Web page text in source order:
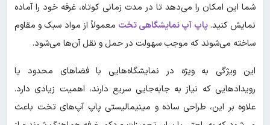
شما این امکان را می‌دهد تا در مدت زمانی کوتاه، غرفه خود را آماده
نمایش کنید.پاپ آپ نمایشگاهی تخت معمولاً از مواد سبک و مقاوم
ساخته می‌شوند که موجب سهولت در حمل و نقل آن‌ها می‌شود.
این ویژگی به ویژه در نمایشگاه‌هایی با فضاهای محدود یا
رویدادهایی که نیاز به جابه‌جایی سریع دارند، اهمیت زیادی دارد.
علاوه بر این، طراحی ساده و مینیمالیستی پاپ آپ‌های تخت باعث